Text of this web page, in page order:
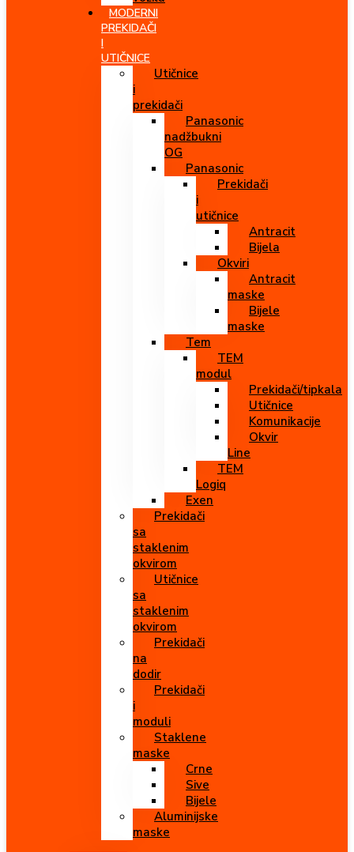
MODERNI
PREKIDAČI
I
UTIČNICE
Utičnice
i
prekidači
Panasonic
nadžbukni
OG
Panasonic
Prekidači
i
utičnice
Antracit
Bijela
Okviri
Antracit
maske
Bijele
maske
Tem
TEM
modul
Prekidači/tipkala
Utičnice
Komunikacije
Okvir
Line
TEM
Logiq
Exen
Prekidači
sa
staklenim
okvirom
Utičnice
sa
staklenim
okvirom
Prekidači
na
dodir
Prekidači
i
moduli
Staklene
maske
Crne
Sive
Bijele
Aluminijske
maske